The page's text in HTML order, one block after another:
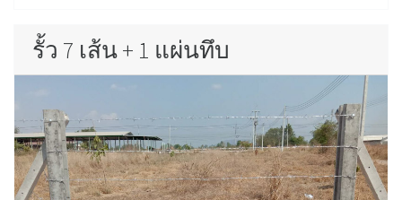
รั้ว 7 เส้น + 1 แผ่นทึบ